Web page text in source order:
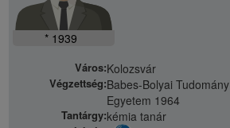
* 1939
Város:Kolozsvár
Végzettség:Babes-Bolyai Tudomány
Egyetem 1964
Tantárgy:kémia tanár